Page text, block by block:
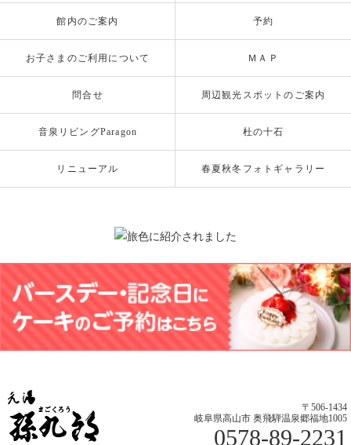
館内のご案内 予約
お子さまのご利用について ＭＡＰ
問合せ 周辺観光スポットのご案内
音泉リビングParagon 杜の十石
リニューアル 春夏秋冬フォトギャラリー
〒506-1434
岐阜県高山市 奥飛騨温泉郷福地1005
0578-89-2231